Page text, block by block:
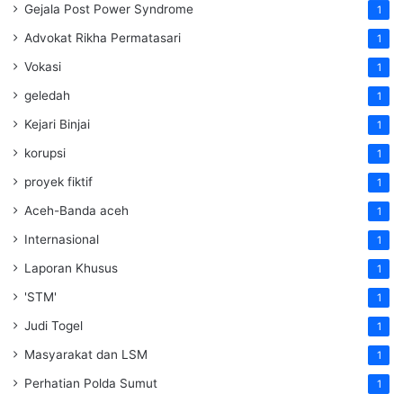
Gejala Post Power Syndrome 1
Advokat Rikha Permatasari 1
Vokasi 1
geledah 1
Kejari Binjai 1
korupsi 1
proyek fiktif 1
Aceh-Banda aceh 1
Internasional 1
Laporan Khusus 1
'STM' 1
Judi Togel 1
Masyarakat dan LSM 1
Perhatian Polda Sumut 1